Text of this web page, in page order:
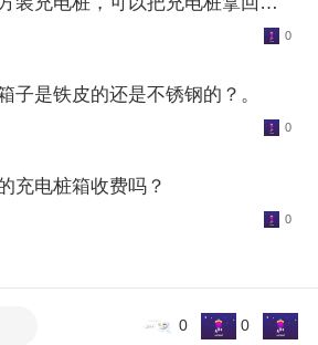
0
子是铁皮的还是不锈钢的？。
0
充电桩箱收费吗？
0
0 0